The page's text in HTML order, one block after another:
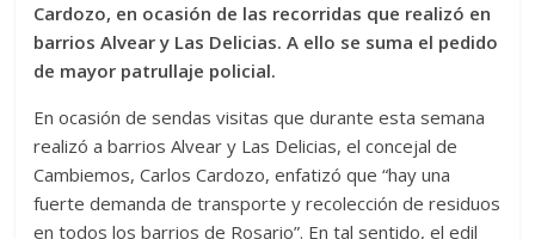
Cardozo, en ocasión de las recorridas que realizó en
barrios Alvear y Las Delicias. A ello se suma el pedido
de mayor patrullaje policial.
En ocasión de sendas visitas que durante esta semana
realizó a barrios Alvear y Las Delicias, el concejal de
Cambiemos, Carlos Cardozo, enfatizó que “hay una
fuerte demanda de transporte y recolección de residuos
en todos los barrios de Rosario”. En tal sentido, el edil